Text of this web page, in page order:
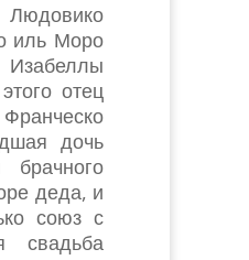
Людовико
иль Моро
Изабеллы
отец
дочь
деда, и
союз с
свадьба